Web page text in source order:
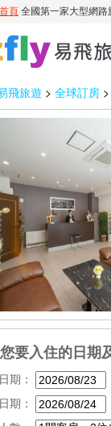
飛旅遊 > 全球訂房 >
要入住的日期
期：
期：